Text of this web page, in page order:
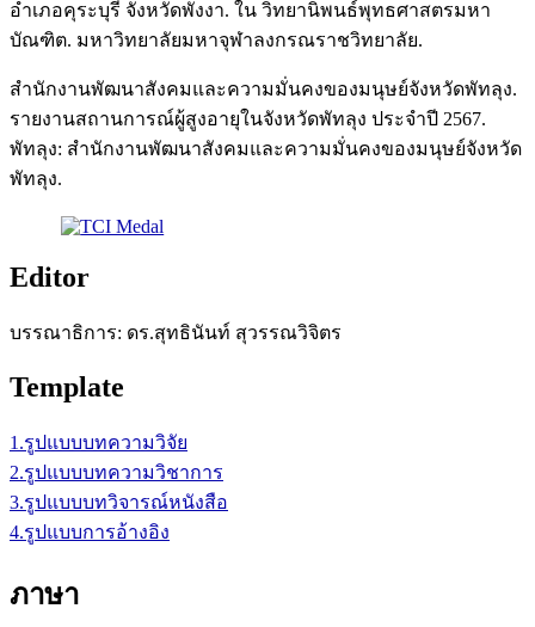
อำเภอคุระบุรี จังหวัดพังงา. ใน วิทยานิพนธ์พุทธศาสตรมหา
บัณฑิต. มหาวิทยาลัยมหาจุฬาลงกรณราชวิทยาลัย.
สำนักงานพัฒนาสังคมและความมั่นคงของมนุษย์จังหวัดพัทลุง.
รายงานสถานการณ์ผู้สูงอายุในจังหวัดพัทลุง ประจำปี 2567.
พัทลุง: สำนักงานพัฒนาสังคมและความมั่นคงของมนุษย์จังหวัด
พัทลุง.
Editor
บรรณาธิการ: ดร.สุทธินันท์ สุวรรณวิจิตร
Template
1.รูปแบบบทความวิจัย
2.รูปแบบบทความวิชาการ
3.รูปแบบบทวิจารณ์หนังสือ
4.รูปแบบการอ้างอิง
ภาษา